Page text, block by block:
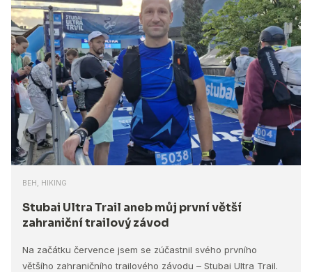
BEH, HIKING
Stubai Ultra Trail aneb můj první větší
zahraniční trailový závod
Na začátku července jsem se zúčastnil svého prvního
většího zahraničního trailového závodu – Stubai Ultra Trail.